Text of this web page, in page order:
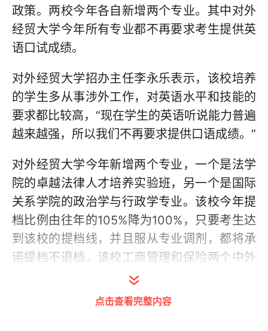
政策。两校今年各自新增两个专业。其中对外
经贸大学今年所有专业都不再要求考生提供英
语口试成绩。
对外经贸大学招办主任李永乐表示，该校培养
的学生多从事涉外工作，对英语水平和技能的
要求都比较高，“现在学生的英语听说能力普遍
越来越强，所以我们不再要求提供口语成绩。”
对外经贸大学今年新增两个专业，一个是法学
院的卓越法律人才培养实验班，另一个是国际
关系学院的政治学与行政学专业。该校今年提
档比例由往年的105%降为100%，只要考生达
到该校的提档线，并且服从专业调剂，都将承
诺提档不退档。该校工商管理和保险两个中外
合作办学项目的对外招生今年暂停。中央财经
大学今年新增翻译（财经翻译）专业和贸易经
点击查看完整内容